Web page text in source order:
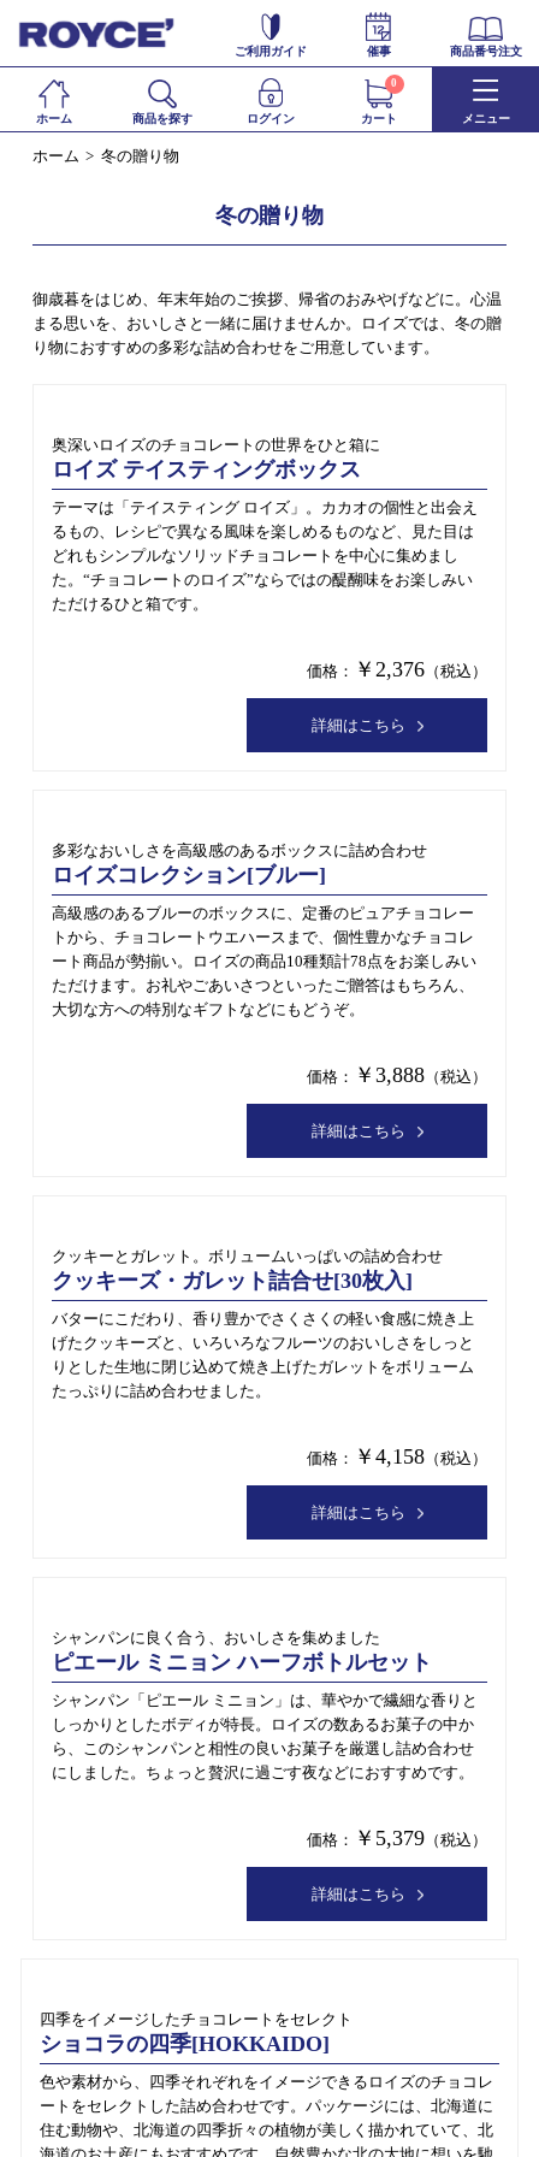
ご利用ガイド 催事 商品番号注文
ホーム 商品を探す ログイン カート
0
メニュー
ホーム 冬の贈り物
冬の贈り物
御歳暮をはじめ、年末年始のご挨拶、帰省のおみやげなどに。心温
まる思いを、おいしさと一緒に届けませんか。ロイズでは、冬の贈
り物におすすめの多彩な詰め合わせをご用意しています。
奥深いロイズのチョコレートの世界をひと箱に
ロイズ テイスティングボックス
テーマは「テイスティング ロイズ」。カカオの個性と出会え
るもの、レシピで異なる風味を楽しめるものなど、見た目は
どれもシンプルなソリッドチョコレートを中心に集めまし
た。“チョコレートのロイズ”ならではの醍醐味をお楽しみい
ただけるひと箱です。
価格： ￥2,376 （税込）
詳細はこちら
多彩なおいしさを高級感のあるボックスに詰め合わせ
ロイズコレクション[ブルー]
高級感のあるブルーのボックスに、定番のピュアチョコレー
トから、チョコレートウエハースまで、個性豊かなチョコレ
ート商品が勢揃い。ロイズの商品10種類計78点をお楽しみい
ただけます。お礼やごあいさつといったご贈答はもちろん、
大切な方への特別なギフトなどにもどうぞ。
価格： ￥3,888 （税込）
詳細はこちら
クッキーとガレット。ボリュームいっぱいの詰め合わせ
クッキーズ・ガレット詰合せ[30枚入]
バターにこだわり、香り豊かでさくさくの軽い食感に焼き上
げたクッキーズと、いろいろなフルーツのおいしさをしっと
りとした生地に閉じ込めて焼き上げたガレットをボリューム
たっぷりに詰め合わせました。
価格： ￥4,158 （税込）
詳細はこちら
シャンパンに良く合う、おいしさを集めました
ピエール ミニョン ハーフボトルセット
シャンパン「ピエール ミニョン」は、華やかで繊細な香りと
しっかりとしたボディが特長。ロイズの数あるお菓子の中か
ら、このシャンパンと相性の良いお菓子を厳選し詰め合わせ
にしました。ちょっと贅沢に過ごす夜などにおすすめです。
価格： ￥5,379 （税込）
詳細はこちら
四季をイメージしたチョコレートをセレクト
ショコラの四季[HOKKAIDO]
色や素材から、四季それぞれをイメージできるロイズのチョコレ
ートをセレクトした詰め合わせです。パッケージには、北海道に
住む動物や、北海道の四季折々の植物が美しく描かれていて、北